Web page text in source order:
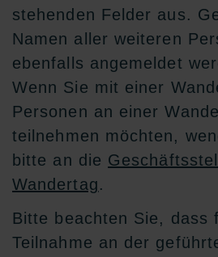
stehenden Felder aus.
Namen aller weiteren
ebenfalls angemeldet
Wenn Sie mit einer
Personen an einer
teilnehmen möchten,
bitte an die
Wandertag.
Bitte beachten Sie, dass
Teilnahme an der